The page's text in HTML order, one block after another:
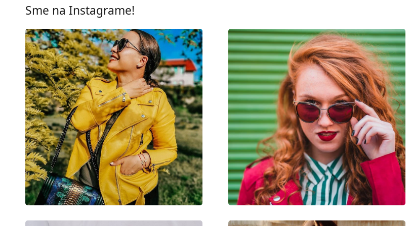
Rám
Tvar rámu:
Cat Eye
Farba rámov:
Čierna
Materiál rámov:
Kov/Plast
Veľkosť:
M
Šírka:
137 mm
Dĺžka stranice:
135 mm
Šírka mostíka:
15 mm
Hmotnosť:
100 g
Nastaviteľné sedielka:
Nie
Príslušenstvo
Puzdro:
Áno
Sme na Instagrame!